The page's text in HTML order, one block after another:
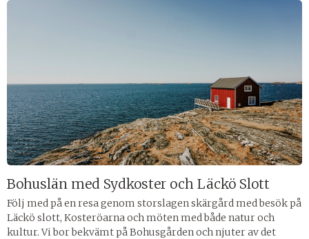
Bohuslän med Sydkoster och Läckö Slott
Följ med på en resa genom storslagen skärgård med besök på
Läckö slott, Kosteröarna och möten med både natur och
kultur. Vi bor bekvämt på Bohusgården och njuter av det